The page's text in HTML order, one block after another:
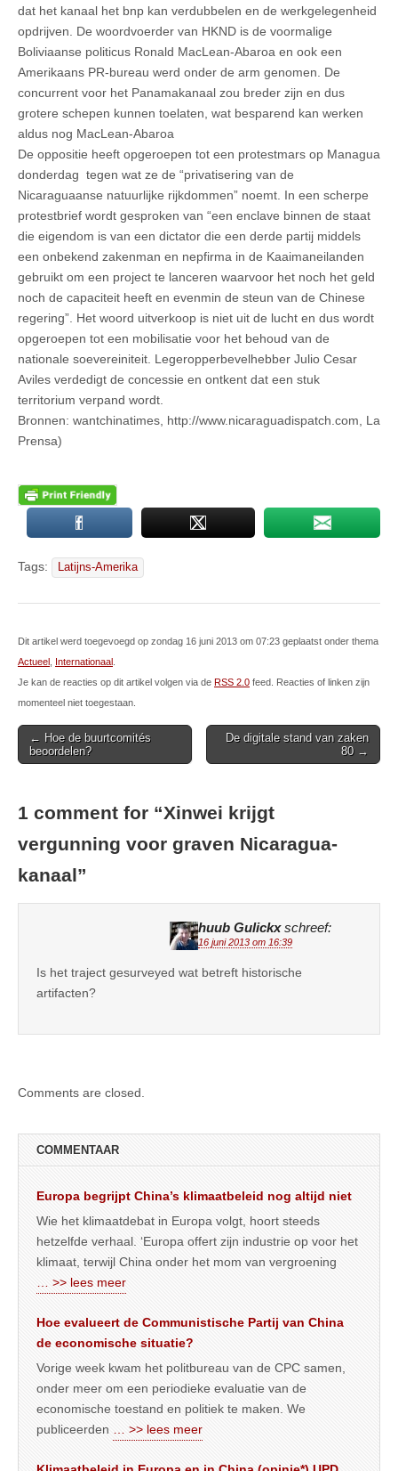
dat het kanaal het bnp kan verdubbelen en de werkgelegenheid
opdrijven. De woordvoerder van HKND is de voormalige
Boliviaanse politicus Ronald MacLean-Abaroa en ook een
Amerikaans PR-bureau werd onder de arm genomen. De
concurrent voor het Panamakanaal zou breder zijn en dus
grotere schepen kunnen toelaten, wat besparend kan werken
aldus nog MacLean-Abaroa
De oppositie heeft opgeroepen tot een protestmars op Managua
donderdag tegen wat ze de “privatisering van de
Nicaraguaanse natuurlijke rijkdommen” noemt. In een scherpe
protestbrief wordt gesproken van “een enclave binnen de staat
die eigendom is van een dictator die een derde partij middels
een onbekend zakenman en nepfirma in de Kaaimaneilanden
gebruikt om een project te lanceren waarvoor het noch het geld
noch de capaciteit heeft en evenmin de steun van de Chinese
regering”. Het woord uitverkoop is niet uit de lucht en dus wordt
opgeroepen tot een mobilisatie voor het behoud van de
nationale soevereiniteit. Legeropperbevelhebber Julio Cesar
Aviles verdedigt de concessie en ontkent dat een stuk
territorium verpand wordt.
Bronnen: wantchinatimes, http://www.nicaraguadispatch.com, La
Prensa)
Tags: Latijns-Amerika
Dit artikel werd toegevoegd op zondag 16 juni 2013 om 07:23 geplaatst onder thema
Actueel Internationaal
Je kan de reacties op dit artikel volgen via de RSS 2.0 feed. Reacties of linken zijn
momenteel niet toegestaan.
Post
navigation
← Hoe de buurtcomités
beoordelen?
De digitale stand van zaken
80 →
1 comment for “Xinwei krijgt
vergunning voor graven Nicaragua-
kanaal”
huub Gulickx schreef:
16 juni 2013 om 16:39
Is het traject gesurveyed wat betreft historische
artifacten?
Comments are closed.
COMMENTAAR
Europa begrijpt China’s klimaatbeleid nog altijd niet
Wie het klimaatdebat in Europa volgt, hoort steeds
hetzelfde verhaal. ‘Europa offert zijn industrie op voor het
klimaat, terwijl China onder het mom van vergroening
… >> lees meer
Hoe evalueert de Communistische Partij van China
de economische situatie?
Vorige week kwam het politbureau van de CPC samen,
onder meer om een periodieke evaluatie van de
economische toestand en politiek te maken. We
publiceerden … >> lees meer